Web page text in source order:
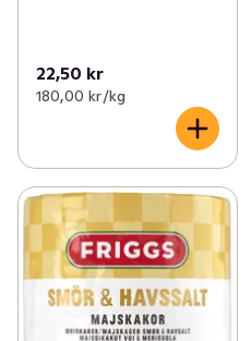
22,50 kr
180,00 kr /kg